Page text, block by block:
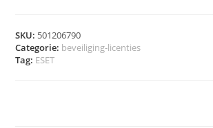
SKU: 501206790
Categorie: beveiliging-licenties
Tag: ESET